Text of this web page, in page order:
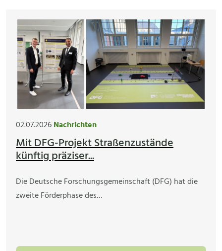
02.07.2026Nachrichten
Mit DFG-Projekt Straßenzustände
künftig präziser...
Die Deutsche Forschungsgemeinschaft (DFG) hat die
zweite Förderphase des…